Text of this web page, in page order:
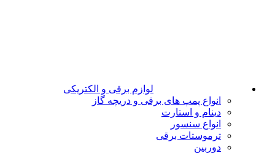
لوازم برقی و الکتریکی
انواع پمپ های برقی و دریچه گاز
دینام و استارت
انواع سنسور
ترموستات برقی
دوربین